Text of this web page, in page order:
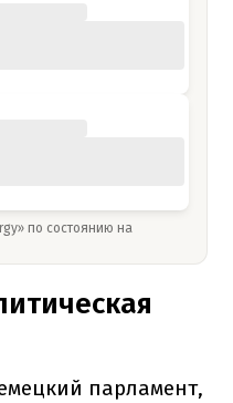
по состоянию на
парламент,